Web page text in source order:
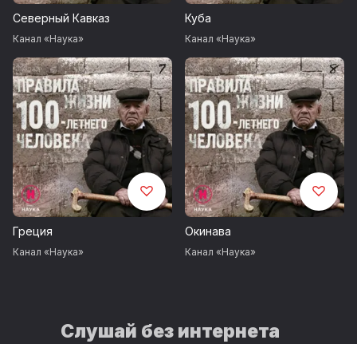
Северный Кавказ
Канал «Наука»
Куба
Канал «Наука»
Греция
Канал «Наука»
Окинава
Канал «Наука»
Слушай без интернета